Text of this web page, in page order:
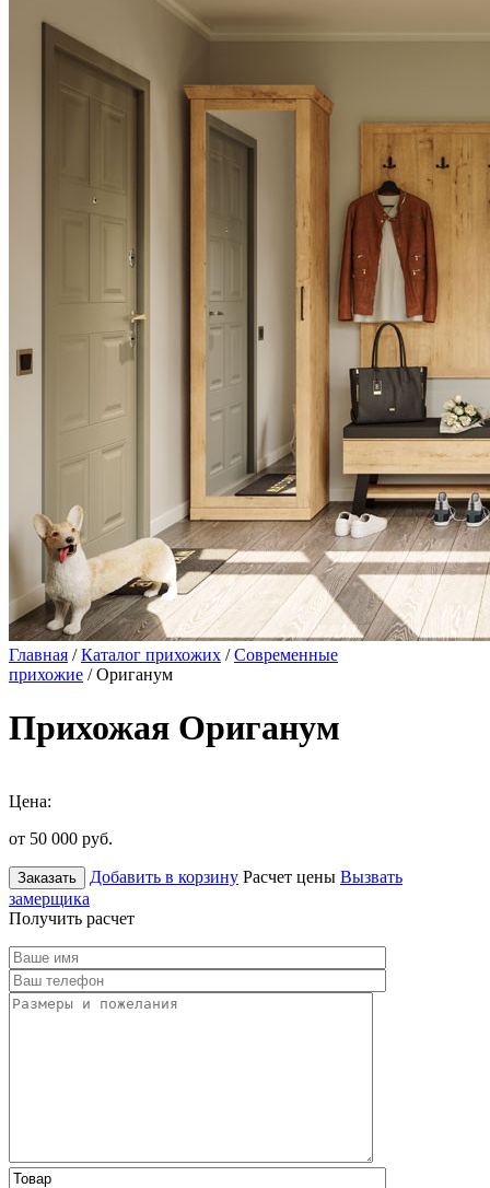
Главная /Каталог прихожих /Современные
прихожие / Ориганум
Прихожая Ориганум
Цена:
от 50 000 руб.
Заказать Добавить в корзину Расчет цены Вызвать
замерщика
Получить расчет